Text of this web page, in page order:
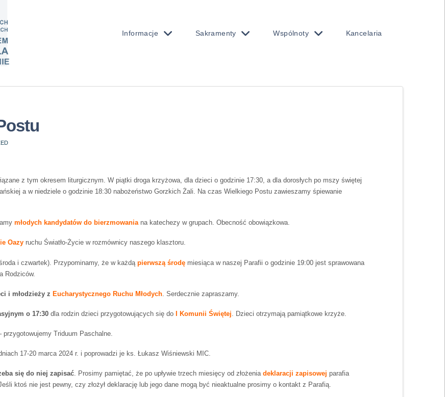
Informacje Sakramenty Wspólnoty Kancelaria
z tym okresem liturgicznym. W piątki droga krzyżowa, dla dzieci o godzinie 17:30, a dla dorosłych po mszy świętej
a w niedziele o godzinie 18:30 nabożeństwo Gorzkich Żali. Na czas Wielkiego Postu zawieszamy śpiewanie
młodych kandydatów do bierzmowania na katechezy w grupach. Obecność obowiązkowa.
Oazyruchu Światło-Życie w rozmównicy naszego klasztoru.
i czwartek). Przypominamy, że w każdą pierwszą środęmiesiąca w naszej Parafii o godzinie 19:00 jest sprawowana
Rodziców.
i młodzieży z Eucharystycznego Ruchu Młodych. Serdecznie zapraszamy.
o 17:30dla rodzin dzieci przygotowujących się do I Komunii Świętej . Dzieci otrzymają pamiątkowe krzyże.
przygotowujemy Triduum Paschalne.
17-20 marca 2024 r. i poprowadzi je ks. Łukasz Wiśniewski MIC.
się do niej zapisać. Prosimy pamiętać, że po upływie trzech miesięcy od złożenia deklaracji zapisowej parafia
ktoś nie jest pewny, czy złożył deklarację lub jego dane mogą być nieaktualne prosimy o kontakt z Parafią.